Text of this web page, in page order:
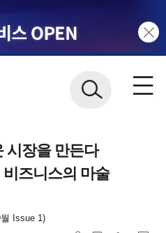
시장을 만든다
즈니스의 마술
Issue 1)